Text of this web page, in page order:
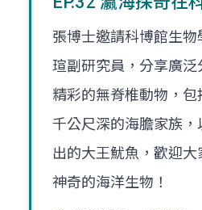
張博士邀請科博館生
瑄副研究員，分享廣泛
精彩的無脊椎動物，
千公尺深的海膽家族，
出的大王魷魚，歡迎
神奇的海洋生物！